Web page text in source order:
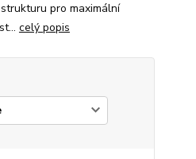
pro maximální
celý popis